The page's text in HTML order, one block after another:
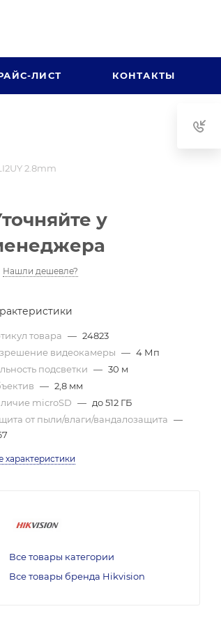
ЛИСТ КОНТАКТЫ
2.8mm
у
Нашли дешевле?
товара — 24823
видеокамеры — 4 Мп
подсветки — 30 м
— 2,8 мм
microSD — до 512 ГБ
от пыли/влаги/вандалозащита —
характеристики
Все товары категории
Все товары бренда Hikvision